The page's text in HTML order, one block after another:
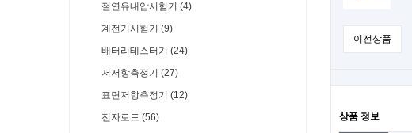
절연유내압시험기 (4)
계전기시험기 (9)
배터리테스터기 (24)
저저항측정기 (27)
표면저항측정기 (12)
전자로드 (56)
이전상품
상품 정보